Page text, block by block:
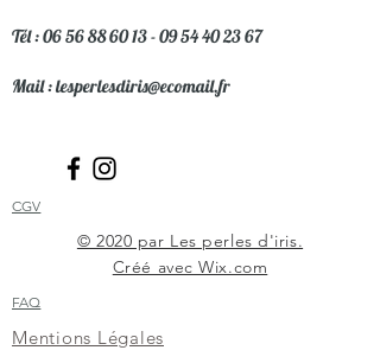
Tél :06 56 88 60 13​ -09 54 40 23 67
Mail :lesperlesdiris@ecomail.fr
CGV
© 2020 par Les perles d'iris.
Créé avec Wix.com
FAQ
Mentions Légales